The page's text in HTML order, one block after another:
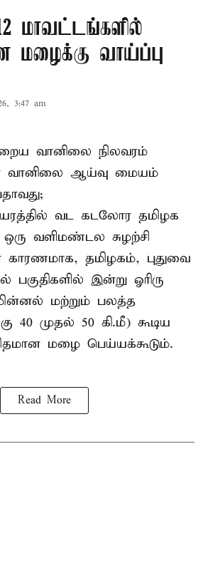
மாவட்டங்களில்
மழைக்கு வாய்ப்பு
3:47 am
வானிலை நிலவரம்
வானிலை ஆய்வு மையம்
வட கடலோர தமிழக
வளிமண்டல சுழற்சி
காரணமாக, தமிழகம், புதுவை
பகுதிகளில் இன்று ஓரிரு
மற்றும் பலத்த
40 முதல் 50 கி.மீ) கூடிய
மழை பெய்யக்கூடும்.
Read More